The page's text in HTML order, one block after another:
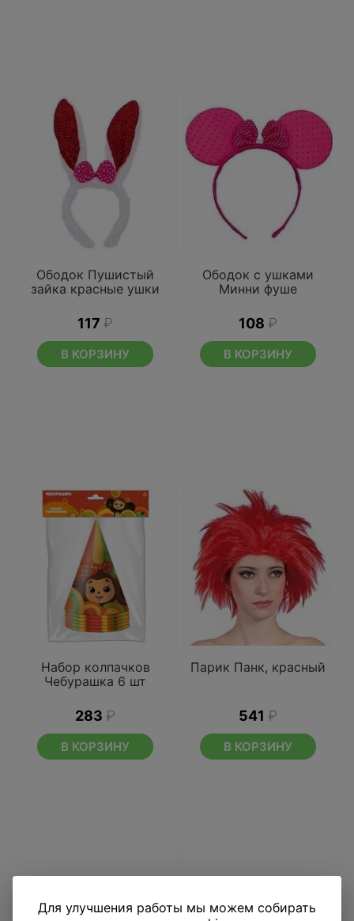
Ободок Пушистый
зайка красные ушки
117 ₽
В КОРЗИНУ
Ободок с ушками
Минни фуше
108 ₽
В КОРЗИНУ
Набор колпачков
Чебурашка 6 шт
283 ₽
В КОРЗИНУ
Парик Панк, красный
541 ₽
В КОРЗИНУ
Для улучшения работы мы можем собирать